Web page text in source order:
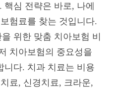
핵심 전략은 바로, 나에
험료를 찾는 것입니다.
위한 맞춤 치아보험 비
치아보험의 중요성을
니다. 치과 치료는 비용
료, 신경치료, 크라운,